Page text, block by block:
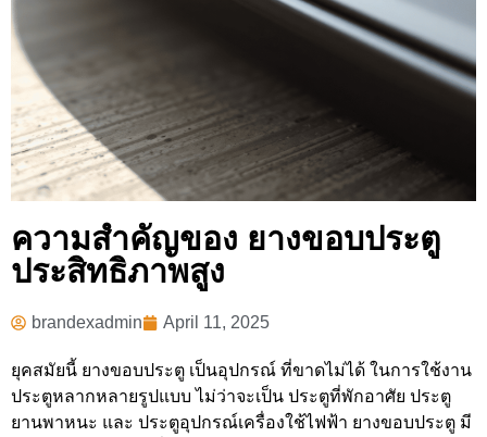
ความสำคัญของ ยางขอบประตู
ประสิทธิภาพสูง
brandexadmin April 11, 2025
ยุคสมัยนี้ ยางขอบประตู เป็นอุปกรณ์ ที่ขาดไม่ได้ ในการใช้งาน
ประตูหลากหลายรูปแบบ ไม่ว่าจะเป็น ประตูที่พักอาศัย ประตู
ยานพาหนะ และ ประตูอุปกรณ์เครื่องใช้ไฟฟ้า ยางขอบประตู มี